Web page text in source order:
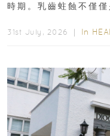
時期。乳齒蛀蝕不僅
31st July, 2026 ｜ In